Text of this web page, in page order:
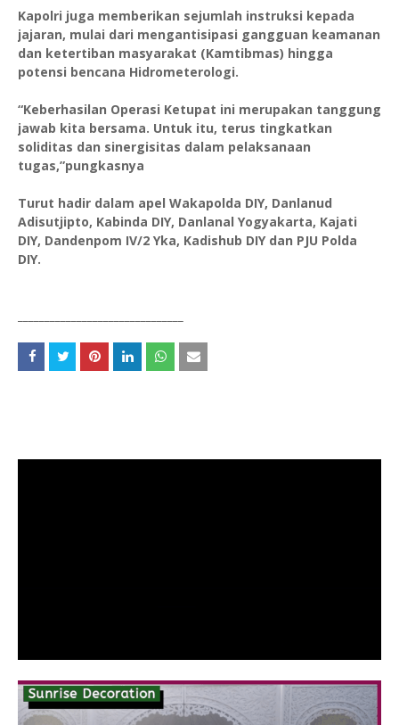
Kapolri juga memberikan sejumlah instruksi kepada
jajaran, mulai dari mengantisipasi gangguan keamanan
dan ketertiban masyarakat (Kamtibmas) hingga
potensi bencana Hidrometerologi.
“Keberhasilan Operasi Ketupat ini merupakan tanggung
jawab kita bersama. Untuk itu, terus tingkatkan
soliditas dan sinergisitas dalam pelaksanaan
tugas,”pungkasnya
Turut hadir dalam apel Wakapolda DIY, Danlanud
Adisutjipto, Kabinda DIY, Danlanal Yogyakarta, Kajati
DIY, Dandenpom IV/2 Yka, Kadishub DIY dan PJU Polda
DIY.